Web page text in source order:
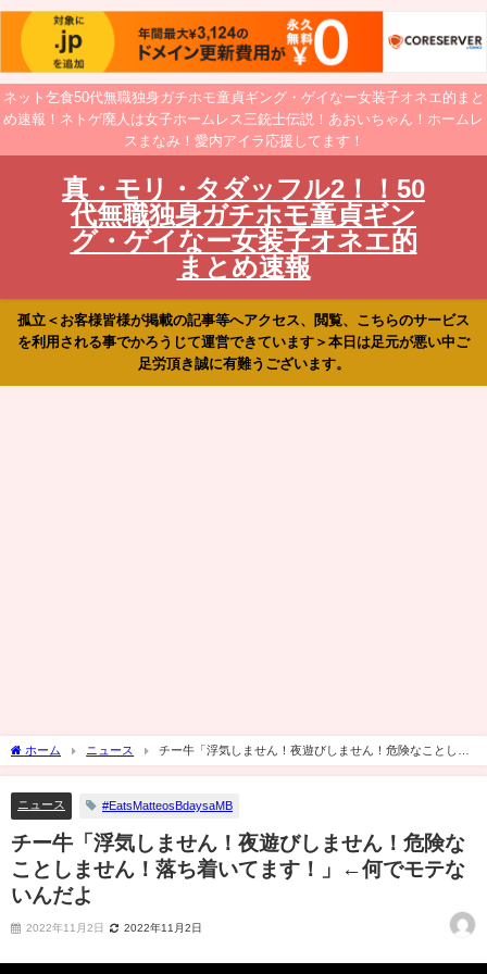
ネット乞食50代無職独身ガチホモ童貞ギング・ゲイなー女装子オネエ的まと
め速報！ネトゲ廃人は女子ホームレス三銃士伝説！あおいちゃん！ホームレ
スまなみ！愛内アイラ応援してます！
真・モリ・タダッフル2！！50
代無職独身ガチホモ童貞ギン
グ・ゲイなー女装子オネエ的
まとめ速報
孤立＜お客様皆様が掲載の記事等へアクセス、閲覧、こちらのサービス
を利用される事でかろうじて運営できています＞本日は足元が悪い中ご
足労頂き誠に有難うございます。
ホーム ニュース
チー牛「浮気しません！夜遊びしません！危険なことしま
せん！落ち着いてます！」←何でモテないんだよ
ニュース #EatsMatteosBdaysaMB
チー牛「浮気しません！夜遊びしません！危険な
ことしません！落ち着いてます！」←何でモテな
いんだよ
2022年11月2日 2022年11月2日